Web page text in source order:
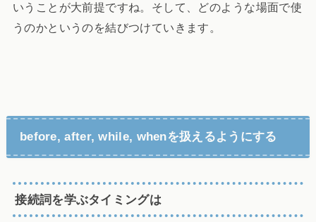
いうことが大前提ですね。そして、どのような場面で使
うのかというのを結びつけていきます。
before, after, while, whenを扱えるようにする
接続詞を学ぶタイミングは